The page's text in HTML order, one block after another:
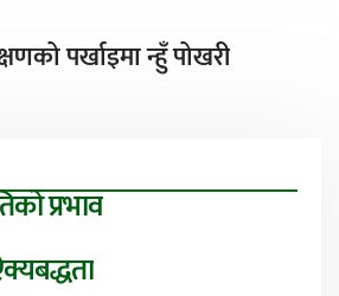
पर्खाइमा न्हुँ पोखरी
प्रभाव